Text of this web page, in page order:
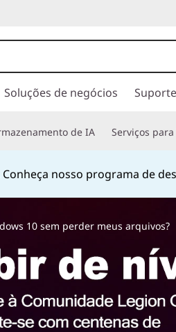
Soluções de negócios Suporte
de IA Serviços
conosco peloWhatsAppno
10 sem perder meus arquivos?